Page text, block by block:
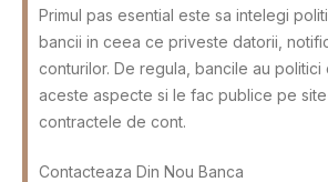
Primul pas esential este sa intelegi
bancii in ceea ce priveste datorii,
conturilor. De regula, bancile au
aceste aspecte si le fac publice pe
contractele de cont.
Contacteaza Din Nou Banca